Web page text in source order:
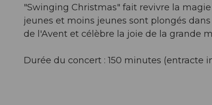
"Swinging Christmas" fait revivre la
jeunes et moins jeunes sont plongés
de l'Avent et célèbre la joie de la grande
Durée du concert : 150 minutes (entracte